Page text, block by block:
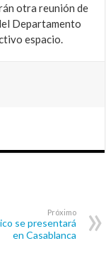
otra reunión de
Departamento
espacio.
Próximo
se presentará
en Casablanca